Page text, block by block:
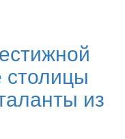
столицы
из